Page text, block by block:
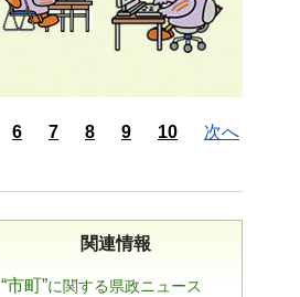
6 7 8 9 10 次へ
関連情報
“市町”に関する県政ニュース